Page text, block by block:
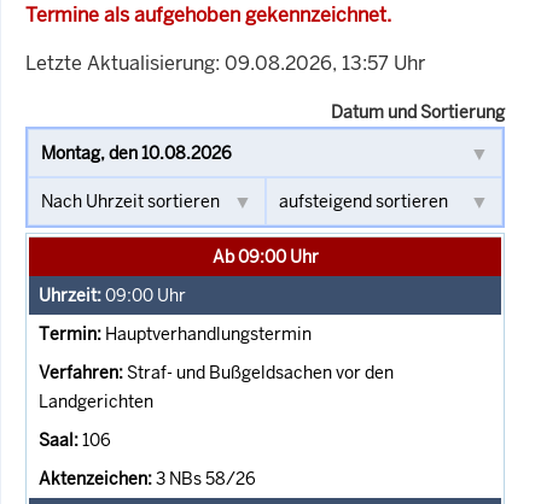
Termine als aufgehoben gekennzeichnet.
Letzte Aktualisierung: 09.08.2026, 13:57 Uhr
Datum und Sortierung
Ab 09:00 Uhr
09:00 Uhr
Hauptverhandlungstermin
Straf- und Bußgeldsachen vor den
Landgerichten
106
3 NBs 58/26